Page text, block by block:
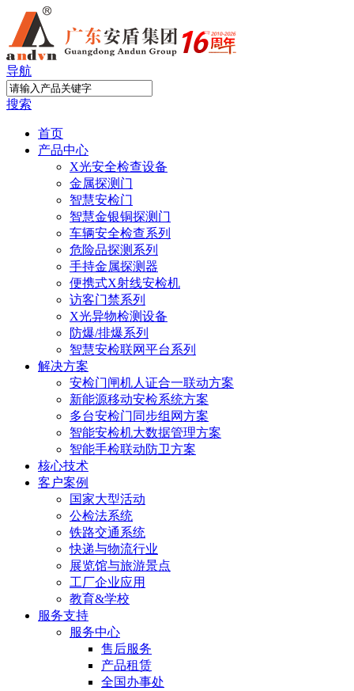
导航
搜索
首页
产品中心
X光安全检查设备
金属探测门
智慧安检门
智慧金银铜探测门
车辆安全检查系列
危险品探测系列
手持金属探测器
便携式X射线安检机
访客门禁系列
X光异物检测设备
防爆/排爆系列
智慧安检联网平台系列
解决方案
安检门闸机人证合一联动方案
新能源移动安检系统方案
多台安检门同步组网方案
智能安检机大数据管理方案
智能手检联动防卫方案
核心技术
客户案例
国家大型活动
公检法系统
铁路交通系统
快递与物流行业
展览馆与旅游景点
工厂企业应用
教育&学校
服务支持
服务中心
售后服务
产品租赁
全国办事处